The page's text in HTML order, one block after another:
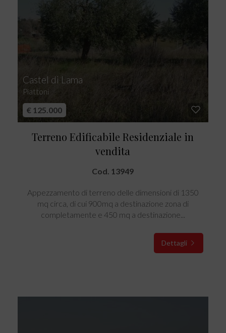
Castel di Lama
Piattoni
€ 125.000
Terreno Edificabile Residenziale in
vendita
Cod. 13949
Appezzamento di terreno delle dimensioni di 1350
mq circa, di cui 900mq a destinazione zona di
completamente e 450 mq a destinazione...
Dettagli